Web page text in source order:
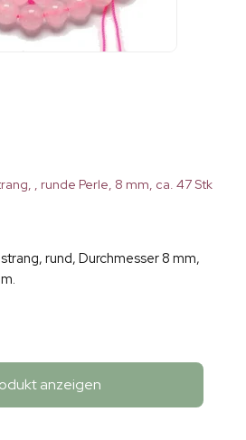
, runde Perle, 8 mm, ca. 47 Stk
rund, Durchmesser 8 mm,
anzeigen